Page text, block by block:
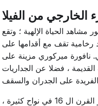
الخارجي من الفيلا
الحياة الإلهية ؛ وتقع
رخامية تقف مع أقدامها على
نافورة ميركوري مزينة على
، فضلا عن الجداريات
جزء مهم من فيلا ميديشي هو حدائق فيلا ميديشي. كانوا قادرين على الحفاظ على مظهر القرن ال 16 في نواح كثيرة ،